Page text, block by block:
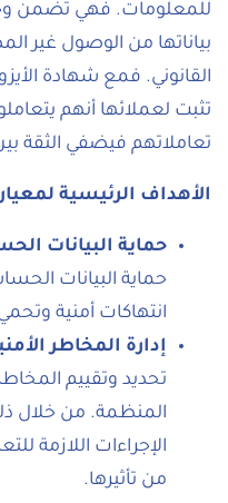
للمعلومات. فهي تضمن
بياناتها من الوصول غير
تثبت لعملائها أنهم
تعاملاتهم فيضفي الثقة
الأهداف الرئيسية لمعيار
حماية البيانات
حماية البيانات
انتهاكات أمنية
إدارة المخاطر
تحديد وتقييم
المنظمة. من خلال
الإجراءات اللازمة
من تأثيرها.